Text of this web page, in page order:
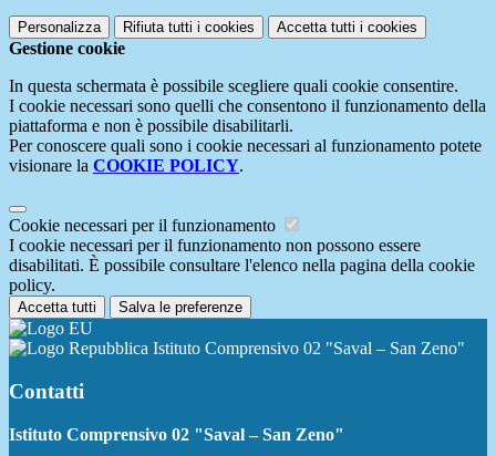
Personalizza Rifiuta tutti i cookies Accetta tutti i cookies
Gestione cookie
In questa schermata è possibile scegliere quali cookie consentire.
I cookie necessari sono quelli che consentono il funzionamento della
piattaforma e non è possibile disabilitarli.
Per conoscere quali sono i cookie necessari al funzionamento potete
visionare la COOKIE POLICY.
Cookie necessari per il funzionamento
I cookie necessari per il funzionamento non possono essere
disabilitati. È possibile consultare l'elenco nella pagina della cookie
policy.
Accetta tutti Salva le preferenze
Istituto Comprensivo 02 "Saval – San Zeno"
Contatti
Istituto Comprensivo 02 "Saval – San Zeno"